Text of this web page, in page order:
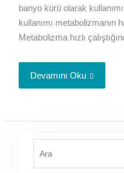
banyo kürü olarak
kullanımı metabolizmanın
Metabolizma hızlı
Devamını Oku